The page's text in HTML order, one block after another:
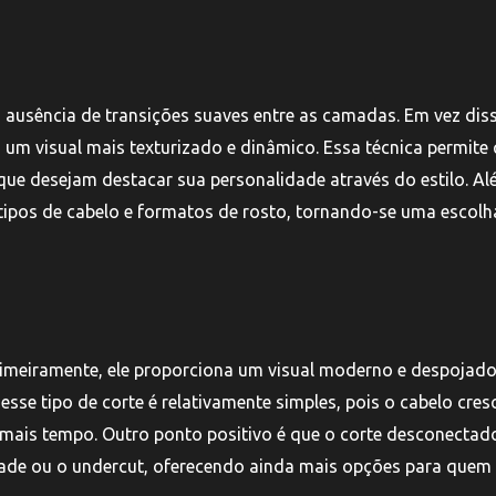
de transições suaves entre as camadas. Em vez
visual mais texturizado e dinâmico. Essa técnica permite
desejam destacar sua personalidade através do estilo.
de cabelo e formatos de rosto, tornando-se uma
ele proporciona um visual moderno e
tipo de corte é relativamente simples, pois o cabelo
tempo. Outro ponto positivo é que o corte
ou o undercut, oferecendo ainda mais opções para quem